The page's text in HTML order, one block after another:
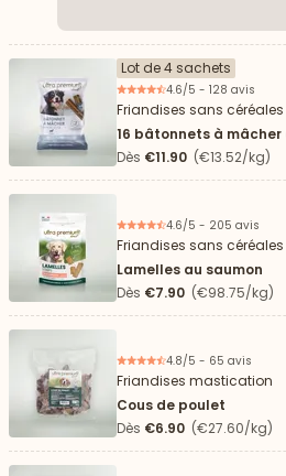
Lot de 4 sachets
4.6/5 - 128 avis
Friandises sans céréales
16 bâtonnets à mâcher
Dès €11.90 (€13.52/kg)
4.6/5 - 205 avis
Friandises sans céréales
Lamelles au saumon
Dès €7.90 (€98.75/kg)
4.8/5 - 65 avis
Friandises mastication
Cous de poulet
Dès €6.90 (€27.60/kg)